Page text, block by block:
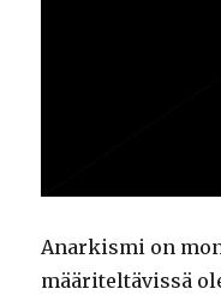
Anarkismi on
määriteltävissä